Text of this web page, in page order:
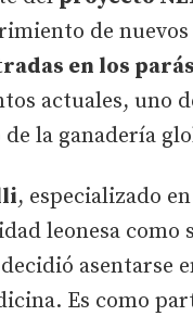
de
en los
actuales, uno
la ganadería
, especializado
leonesa como
asentarse
Es como